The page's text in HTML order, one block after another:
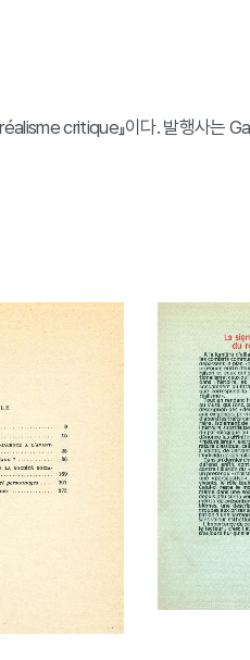
critique』이다. 발행사는